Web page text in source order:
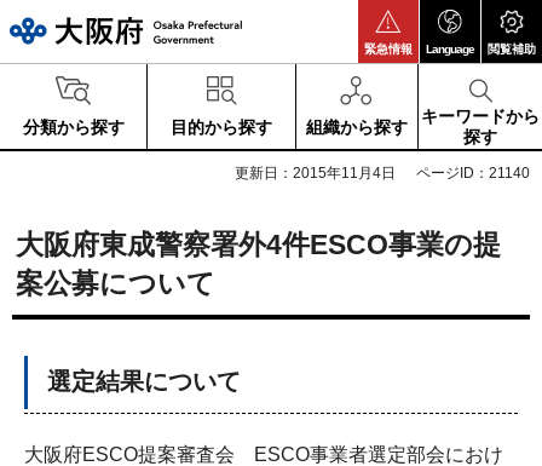
緊急情報 Language 閲覧補助
分類から探す 目的から探す 組織から探す
キーワードから
探す
更新日：2015年11月4日 ページID：21140
大阪府東成警察署外4件ESCO事業の提
案公募について
選定結果について
大阪府ESCO提案審査会 ESCO事業者選定部会におけ